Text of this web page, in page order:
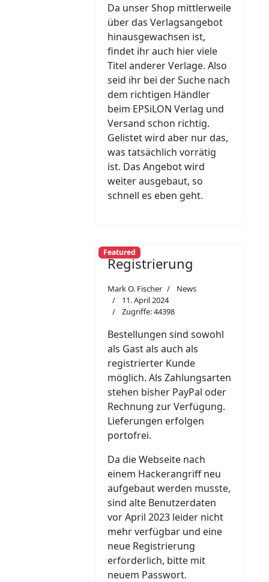
Da unser Shop mittlerweile
über das Verlagsangebot
hinausgewachsen ist,
findet ihr auch hier viele
Titel anderer Verlage. Also
seid ihr bei der Suche nach
dem richtigen Händler
beim EPSiLON Verlag und
Versand schon richtig.
Gelistet wird aber nur das,
was tatsächlich vorrätig
ist. Das Angebot wird
weiter ausgebaut, so
schnell es eben geht.
Featured
Registrierung
Mark O. Fischer
News
11. April 2024
Zugriffe: 44398
Bestellungen sind sowohl
als Gast als auch als
registrierter Kunde
möglich. Als Zahlungsarten
stehen bisher PayPal oder
Rechnung zur Verfügung.
Lieferungen erfolgen
portofrei.
Da die Webseite nach
einem Hackerangriff neu
aufgebaut werden musste,
sind alte Benutzerdaten
vor April 2023 leider nicht
mehr verfügbar und eine
neue Registrierung
erforderlich, bitte mit
neuem Passwort.